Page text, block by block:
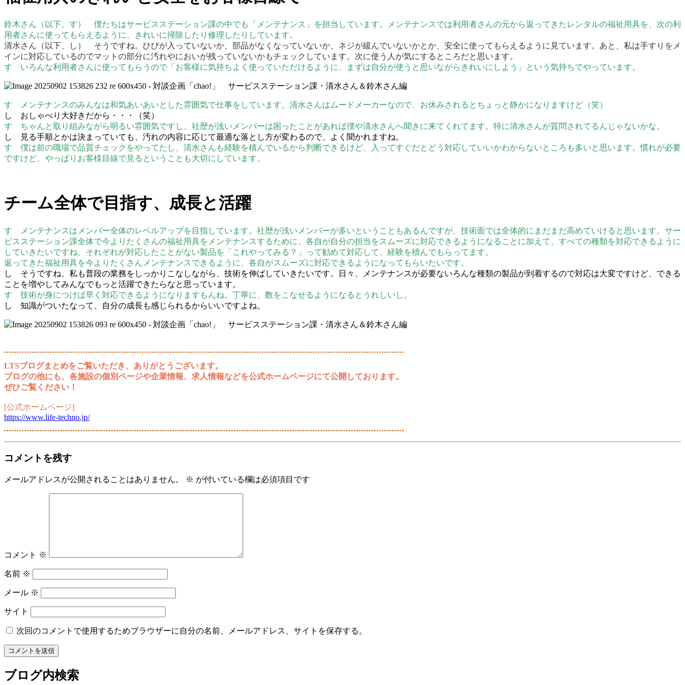
鈴木さん（以下、す） 僕たちはサービスステーション課の中でも「メンテナンス」を担当しています。メンテナンスでは利用者さんの元から返ってきたレンタルの福祉用具を、次の利
用者さんに使ってもらえるように、きれいに掃除したり修理したりしています。
清水さん（以下、し） そうですね。ひびが入っていないか、部品がなくなっていないか、ネジが緩んでいないかとか、安全に使ってもらえるように見ています。あと、私は手すりをメ
インに対応しているのでマットの部分に汚れやにおいが残っていないかもチェックしています。次に使う人が気にするところだと思います。
す いろんな利用者さんに使ってもらうので「お客様に気持ちよく使っていただけるように、まずは自分が使うと思いながらきれいにしよう」という気持ちでやっています。
す メンテナンスのみんなは和気あいあいとした雰囲気で仕事をしています。清水さんはムードメーカーなので、お休みされるとちょっと静かになりますけど（笑）
し おしゃべり大好きだから・・・（笑）
す ちゃんと取り組みながら明るい雰囲気ですし、社歴が浅いメンバーは困ったことがあれば僕や清水さんへ聞きに来てくれてます。特に清水さんが質問されてるんじゃないかな。
し 見る手順とかは決まっていても、汚れの内容に応じて最適な落とし方が変わるので、よく聞かれますね。
す 僕は前の職場で品質チェックをやってたし、清水さんも経験を積んでいるから判断できるけど、入ってすぐだとどう対応していいかわからないところも多いと思います。慣れが必要
ですけど、やっぱりお客様目線で見るということも大切にしています。
チーム全体で目指す、成長と活躍
す メンテナンスはメンバー全体のレベルアップを目指しています。社歴が浅いメンバーが多いということもあるんですが、技術面では全体的にまだまだ高めていけると思います。サー
ビスステーション課全体で今よりたくさんの福祉用具をメンテナンスするために、各自が自分の担当をスムーズに対応できるようになることに加えて、すべての種類を対応できるように
していきたいですね。それぞれが対応したことがない製品を「これやってみる？」って勧めて対応して、経験を積んでもらってます。
返ってきた福祉用具を今よりたくさんメンテナンスできるように、各自がスムーズに対応できるようになってもらいたいです。
し そうですね、私も普段の業務をしっかりこなしながら、技術を伸ばしていきたいです。日々、メンテナンスが必要ないろんな種類の製品が到着するので対応は大変ですけど、できる
ことを増やしてみんなでもっと活躍できたらなと思っています。
す 技術が身につけば早く対応できるようになりますもんね。丁寧に、数をこなせるようになるとうれしいし。
し 知識がついたなって、自分の成長も感じられるからいいですよね。
LTSブログまとめをご覧いただき、ありがとうございます。
ブログの他にも、各施設の個別ページや企業情報、求人情報などを公式ホームページにて公開しております。
ぜひご覧ください！
[公式ホームページ]
https://www.life-techno.jp/
コメントを残す
メールアドレスが公開されることはありません。 ※ が付いている欄は必須項目です
コメント ※
名前 ※
メール ※
サイト
次回のコメントで使用するためブラウザーに自分の名前、メールアドレス、サイトを保存する。
ブログ内検索